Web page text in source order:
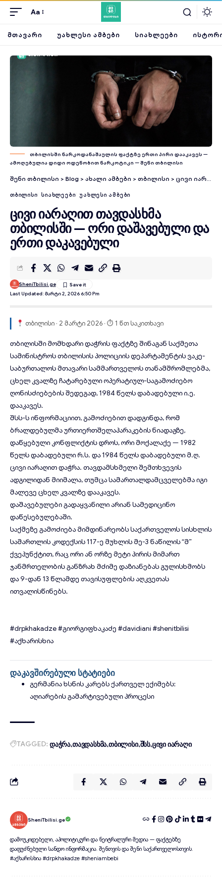
Aa
ᲛᲗᲐᲕᲐᲠᲘ ᲣᲐᲮᲚᲔᲡᲘ ᲐᲛᲑᲔᲑᲘ ᲡᲘᲐᲮᲚᲔᲔᲑᲘ
თბილისში ნარკოდანაშაულის ფაქტზე ერთი პირი დააკავეს —
ამოღებულია დიდი ოდენობით ნარკოტიკი — შენი თბილისი
შენი თბილისი > Blog > ახალი ამბები > თბილისი > ცივი იარაღით თავდასხმა თბილისში — ორი დაშავებული და ერთი დაკავებული
ᲗᲑᲘᲚᲘᲡᲘ ᲡᲘᲐᲮᲚᲔᲔᲑᲘ ᲣᲐᲮᲚᲔᲡᲘ ᲐᲛᲑᲔᲑᲘ
ცივი იარაღით თავდასხმა
თბილისში — ორი დაშავებული და
ერთი დაკავებული
Last Updated: Მარტი 2, 2026 6:50 Pm
SheniTbilisi.ge
თბილისი · 2 მარტი 2026 · ⏱ 1 წთ საკითხავი
თბილისში მომხდარიდაჭრისფაქტზე შინაგან საქმეთა
სამინისტროს თბილისის პოლიციის დეპარტამენტის ვაკე-
საბურთალოს მთავარი სამმართველოს თანამშრომლებმა,
ცხელ კვალზე ჩატარებული ოპერატიულ-საგამოძიებო
ღონისძიებების შედეგად, 1984 წელს დაბადებული ი.ე.
დააკავეს.
შსს-ს ინფორმაციით, გამოძიებით დადგინდა, რომ
ბრალდებულმა ურთიერთშელაპარაკების ნიადაგზე,
დაწყებული კონფლიქტის დროს, ორი მოქალაქე — 1982
წელს დაბადებული რ.ს. და 1984 წელს დაბადებული მ.ღ.
ცივი იარაღით დაჭრა. თავდამსხმელი შემთხვევის
ადგილიდან მიიმალა, თუმცა სამართალდამცველებმა იგი
მალევე ცხელ კვალზე დააკავეს.
დაშავებულები გადაყვანილი არიან სამედიცინო
დაწესებულებაში.
საქმეზე გამოძიება მიმდინარეობს საქართველოს სისხლის
სამართლის კოდექსის 117-ე მუხლის მე-3 ნაწილის “მ”
ქვეპუნქტით, რაც ორი ან ორზე მეტი პირის მიმართ
ჯანმრთელობის განზრახ მძიმე დაზიანებას გულისხმობს
და 9-დან 13 წლამდე თავისუფლების აღკვეთას
ითვალისწინებს.
#drpkhakadze#გიორგიფხაკაძე #davidiani #shenitbilisi
#აქხარისხია
დაკავშირებული სტატიები
გერმანია ხსნის კარებს ქართველ ექიმებს:
აღიარების გამარტივებული პროცესი
TAGGED: დაჭრა თავდასხმა თბილისი შსს ცივი იარაღი
SheniTbilisi.ge
დამოუკიდებელი, აპოლიტიკური და ნეიტრალური მედია — ფაქტებზე
დაფუძნებული სანდო ინფორმაცია. შენთვის და შენი საქართველოსთვის.
#აქხარისხია #drpkhakadze #sheniambebi